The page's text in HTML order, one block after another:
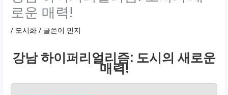
로운 매력!
/ 도시화 / 글쓴이 민지
강남 하이퍼리얼리즘: 도시의 새로운
매력!